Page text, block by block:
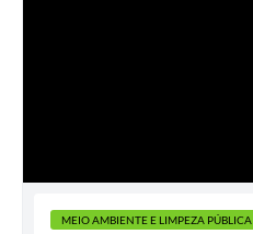
MEIO AMBIENTE E LIMPEZA PÚBLICA